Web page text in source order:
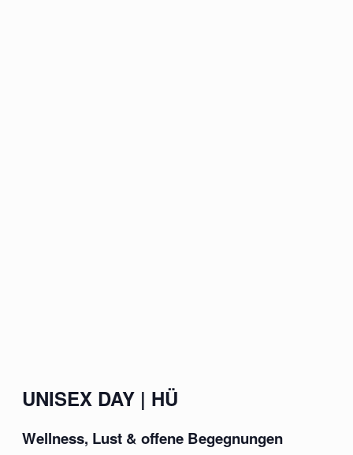
UNISEX DAY | HÜ
Wellness, Lust & offene Begegnungen